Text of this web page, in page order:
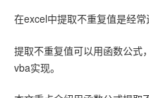
Python
C#
在excel中提取不重复值是经常
提取不重复值可以用函数公式
vba实现。